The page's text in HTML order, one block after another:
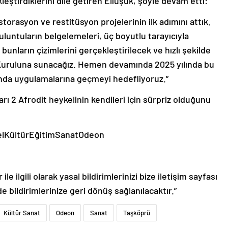
ve restitüsyon projelerinin ilk adımını attık.
belgelemeleri, üç boyutlu tarayıcıyla
çizimlerini gerçekleştirilecek ve hızlı şekilde
sunacağız. Hemen devamında 2025 yılında bu
uygulamalarına geçmeyi hedefliyoruz.”
2 Afrodit heykelinin kendileri için sürpriz olduğunu
ile ilgili olarak yasal bildirimlerinizi bize iletişim sayfası
bildirimlerinize geri dönüş sağlanılacaktır.”
Kültür Sanat Odeon Sanat Taşköprü